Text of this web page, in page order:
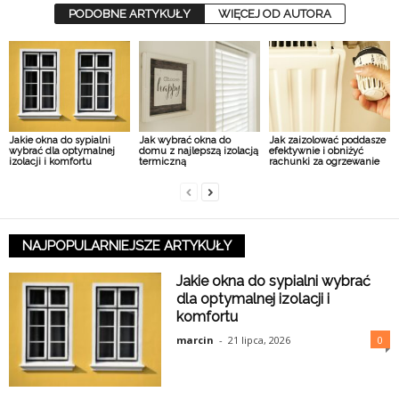
PODOBNE ARTYKUŁY WIĘCEJ OD AUTORA
Jakie okna do sypialni
wybrać dla optymalnej
izolacji i komfortu
Jak wybrać okna do
domu z najlepszą izolacją
termiczną
Jak zaizolować poddasze
efektywnie i obniżyć
rachunki za ogrzewanie
NAJPOPULARNIEJSZE ARTYKUŁY
Jakie okna do sypialni wybrać
dla optymalnej izolacji i
komfortu
marcin - 21 lipca, 2026 0